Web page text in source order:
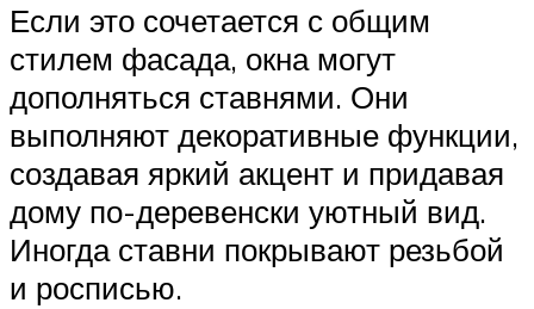
Если это сочетается с общим
стилем фасада, окна могут
дополняться ставнями. Они
выполняют декоративные функции,
создавая яркий акцент и придавая
дому по-деревенски уютный вид.
Иногда ставни покрывают резьбой
и росписью.